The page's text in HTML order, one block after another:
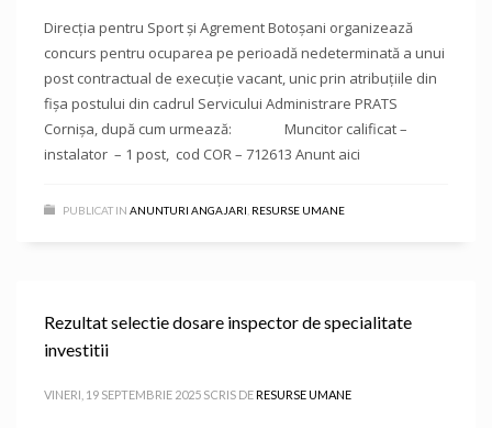
Direcţia pentru Sport și Agrement Botoşani organizează
concurs pentru ocuparea pe perioadă nedeterminată a unui
post contractual de execuție vacant, unic prin atribuțiile din
fișa postului din cadrul Servicului Administrare PRATS
Cornișa, după cum urmează: Muncitor calificat –
instalator – 1 post, cod COR – 712613 Anunt aici
PUBLICAT IN ANUNTURI ANGAJARI RESURSE UMANE
Rezultat selectie dosare inspector de specialitate
investitii
VINERI, 19 SEPTEMBRIE 2025 SCRIS DERESURSE UMANE